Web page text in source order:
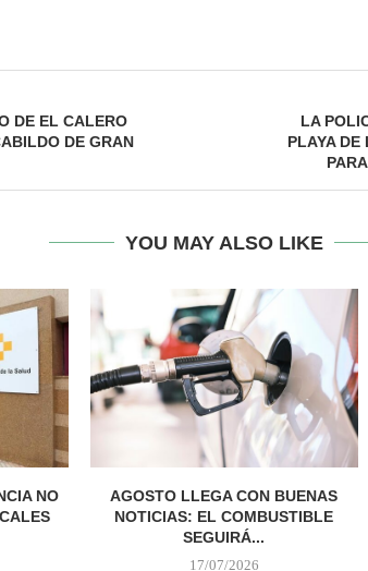
DE EL CALERO
DE GRAN
LA
PLAYA DE
YOU MAY ALSO LIKE
NO
AGOSTO LLEGA CON BUENAS
NOTICIAS: EL COMBUSTIBLE
SEGUIRÁ...
17/07/2026